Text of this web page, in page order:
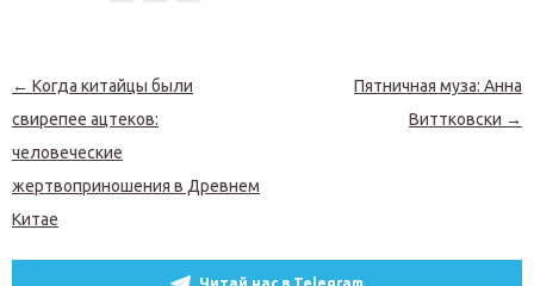
Навигация по записям
← Когда китайцы были
свирепее ацтеков:
человеческие
жертвоприношения в Древнем
Китае
Пятничная муза: Анна
Виттковски →